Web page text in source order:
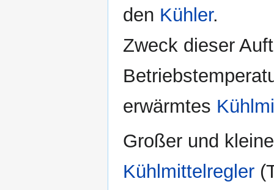
den Kühler.
Zweck dieser
erwärmtes
Großer und
Kühlmittelregler